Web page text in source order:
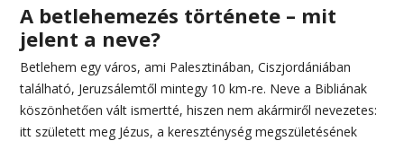
A betlehemezés története – mit
jelent a neve?
Betlehem egy város, ami Palesztinában, Ciszjordániában
található, Jeruzsálemtől mintegy 10 km-re. Neve a Bibliának
köszönhetően vált ismertté, hiszen nem akármiről nevezetes:
itt született meg Jézus, a kereszténység megszületésének